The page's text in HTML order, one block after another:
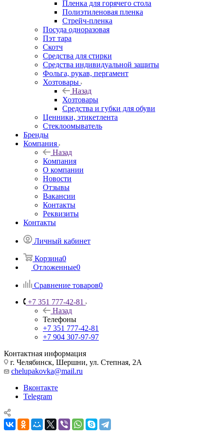
Пленка для горячего стола
Полиэтиленовая пленка
Стрейч-пленка
Посуда одноразовая
Пэт тара
Скотч
Средства для стирки
Средства индивидуальной защиты
Фольга, рукав, пергамент
Хозтовары
Назад
Хозтовары
Средства и губки для обуви
Ценники, этикетлента
Стеклоомыватель
Бренды
Компания
Назад
Компания
О компании
Новости
Отзывы
Вакансии
Контакты
Реквизиты
Контакты
Личный кабинет
Корзина0
Отложенные0
Сравнение товаров0
+7 351 777-42-81
Назад
Телефоны
+7 351 777-42-81
+7 904 307-97-97
Контактная информация
г. Челябинск, Шершни, ул. Степная, 2А
chelupakovka@mail.ru
Вконтакте
Telegram